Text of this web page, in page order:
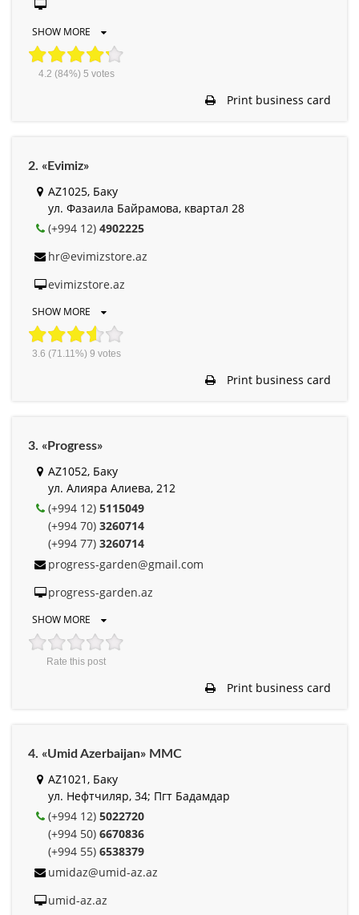
SHOW MORE
4.2 (84%) 5 votes
Print business card
2. «Evimiz»
AZ1025, Баку
ул. Фазаила Байрамова, квартал 28
(+994 12) 4902225
hr@evimizstore.az
evimizstore.az
SHOW MORE
3.6 (71.11%) 9 votes
Print business card
3. «Progress»
AZ1052, Баку
ул. Алияра Алиева, 212
(+994 12) 5115049
(+994 70) 3260714
(+994 77) 3260714
progress-garden@gmail.com
progress-garden.az
SHOW MORE
Rate this post
Print business card
4. «Umid Azerbaijan» MMC
AZ1021, Баку
ул. Нефтчиляр, 34; Пгт Бадамдар
(+994 12) 5022720
(+994 50) 6670836
(+994 55) 6538379
umidaz@umid-az.az
umid-az.az